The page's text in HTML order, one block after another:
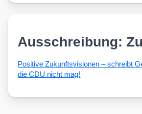
Ausschreibung:
Posi­ti­ve Zukunfts­vi­sio­nen – schreibt
die CDU nicht mag!